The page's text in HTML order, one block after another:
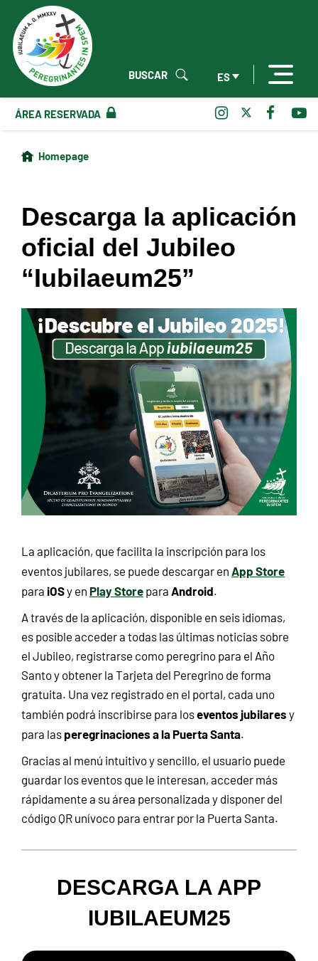
ES
BUSCAR
ÁREA RESERVADA
Homepage
Descarga la aplicación
oficial del Jubileo
“Iubilaeum25”
La aplicación, que facilita la inscripción para los
eventos jubilares, se puede descargar enApp Store
para iOSy en Play StoreparaAndroid.
A través de la aplicación, disponible en seis idiomas,
es posible acceder a todas las últimas noticias sobre
el Jubileo, registrarse como peregrino para el Año
Santo y obtener la Tarjeta del Peregrino de forma
gratuita. Una vez registrado en el portal, cada uno
también podrá inscribirse para loseventos jubilaresy
para lasperegrinaciones a la Puerta Santa.
Gracias al menú intuitivo y sencillo, el usuario puede
guardar los eventos que le interesan, acceder más
rápidamente a su área personalizada y disponer del
código QR unívoco para entrar por la Puerta Santa.
DESCARGA LA APP
IUBILAEUM25